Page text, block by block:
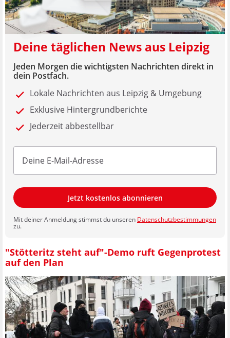
Deine täglichen News aus Leipzig
Jeden Morgen die wichtigsten Nachrichten direkt in
dein Postfach.
Lokale Nachrichten aus Leipzig & Umgebung
Exklusive Hintergrundberichte
Jederzeit abbestellbar
Jetzt kostenlos abonnieren
Mit deiner Anmeldung stimmst du unseren Datenschutzbestimmungen
zu.
"Stötteritz steht auf"-Demo ruft Gegenprotest
auf den Plan